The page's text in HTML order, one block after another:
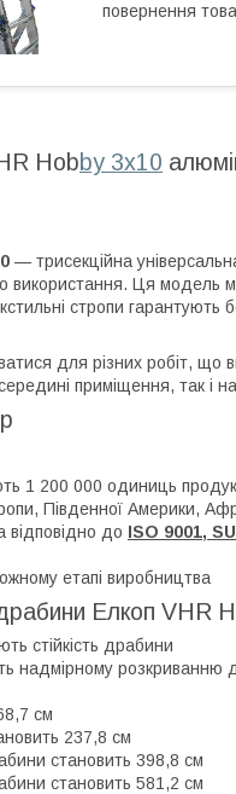
повернення
Hobby 3x10
— трисекційна
використання. Ця модель
стропи
для різних робіт, що
приміщення, так і
1 200 000 одиниць
Південної Америки,
відповідно до ISO 9001,
етапі виробництва
Елкоп VHR
стійкість драбини
надмірному розкриванню
см
237,8 см
становить 398,8 см
становить 581,2 см